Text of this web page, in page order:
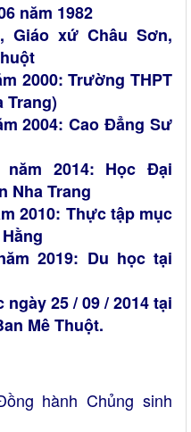
năm 1982
Giáo xứ Châu Sơn,
2000: Trường THPT
Trang)
2004: Cao Đẳng Sư
2014: Học Đại
Nha Trang
2010: Thực tập mục
2019: Du học tại
25 / 09 / 2014 tại
Mê Thuột.
hành Chủng sinh